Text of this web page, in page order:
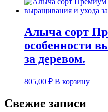
Алыча сорт
особенности
за деревом.
805,00 ₽ В корзину
Свежие записи